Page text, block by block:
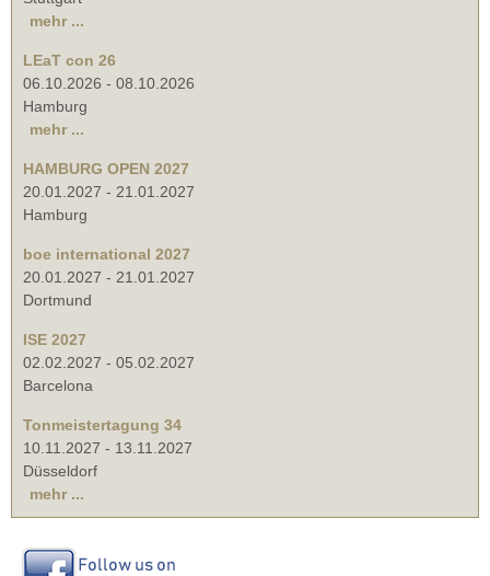
mehr ...
LEaT con 26
06.10.2026 - 08.10.2026
Hamburg
mehr ...
HAMBURG OPEN 2027
20.01.2027 - 21.01.2027
Hamburg
boe international 2027
20.01.2027 - 21.01.2027
Dortmund
ISE 2027
02.02.2027 - 05.02.2027
Barcelona
Tonmeistertagung 34
10.11.2027 - 13.11.2027
Düsseldorf
mehr ...